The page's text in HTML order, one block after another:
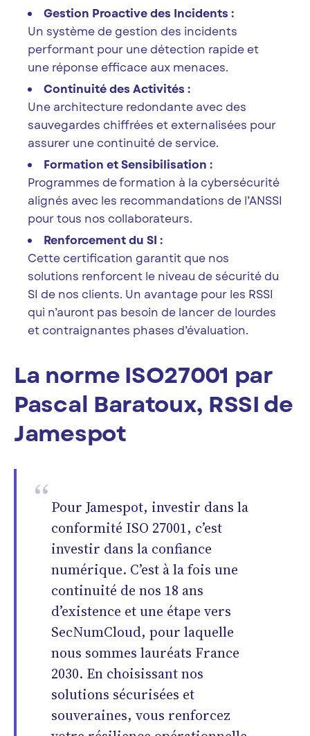
Gestion Proactive des Incidents :
Un système de gestion des incidents
performant pour une détection rapide et
une réponse efficace aux menaces.
Continuité des Activités :
Une architecture redondante avec des
sauvegardes chiffrées et externalisées pour
assurer une continuité de service.
Formation et Sensibilisation :
Programmes de formation à la cybersécurité
alignés avec les recommandations de l’ANSSI
pour tous nos collaborateurs.
Renforcement du SI :
Cette certification garantit que nos
solutions renforcent le niveau de sécurité du
SI de nos clients. Un avantage pour les RSSI
qui n’auront pas besoin de lancer de lourdes
et contraignantes phases d’évaluation.
La norme ISO27001 par
Pascal Baratoux, RSSI de
Jamespot
Pour Jamespot, investir dans la
conformité ISO 27001, c’est
investir dans la confiance
numérique. C’est à la fois une
continuité de nos 18 ans
d’existence et une étape vers
SecNumCloud, pour laquelle
nous sommes lauréats France
2030. En choisissant nos
solutions sécurisées et
souveraines, vous renforcez